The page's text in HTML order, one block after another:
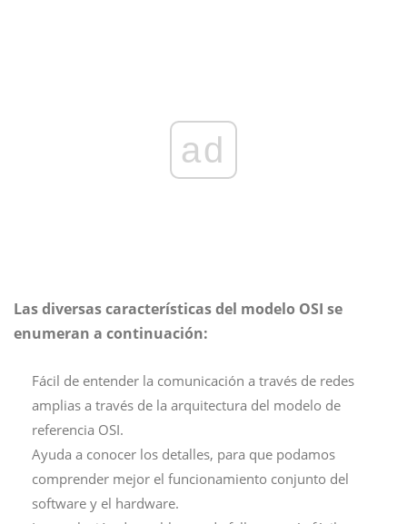
ad
Las diversas características del modelo OSI se
enumeran a continuación:
Fácil de entender la comunicación a través de redes
amplias a través de la arquitectura del modelo de
referencia OSI.
Ayuda a conocer los detalles, para que podamos
comprender mejor el funcionamiento conjunto del
software y el hardware.